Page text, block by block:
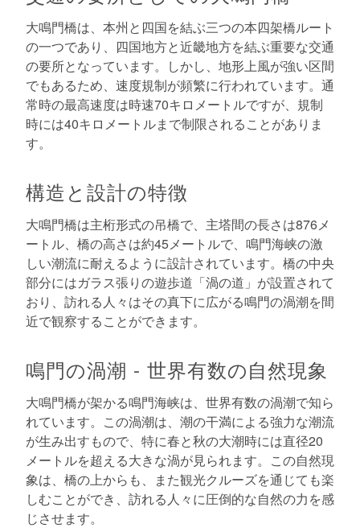
大鳴門橋は、本州と四国を結ぶ三つの本四架橋ルート
の一つであり、四国地方と近畿地方を結ぶ重要な交通
の要所となっています。しかし、地形上風が強い区間
でもあるため、速度規制が頻繁に行われています。通
常時の最高速度は時速70キロメートルですが、規制
時には40キロメートルまで制限されることがありま
す。
構造と設計の特徴
大鳴門橋は主桁形式の吊橋で、主塔間の長さは876メ
ートル、橋の高さは約45メートルで、鳴門海峡の激
しい潮流に耐えるように設計されています。橋の中央
部分にはガラス張りの遊歩道「渦の道」が設置されて
おり、訪れる人々はその真下に広がる鳴門の渦潮を間
近で観察することができます。
鳴門の渦潮 - 世界有数の自然現象
大鳴門橋が架かる鳴門海峡は、世界有数の渦潮で知ら
れています。この渦潮は、潮の干満による強力な潮流
が生み出すもので、特に春と秋の大潮時には直径20
メートルを超える大きな渦が見られます。この自然現
象は、橋の上からも、また観光クルーズを通じても楽
しむことができ、訪れる人々に圧倒的な自然の力を感
じさせます。